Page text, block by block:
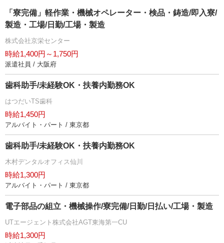
「寮完備」軽作業・機械オペレーター・検品・鋳造/即入寮/
製造・工場/日勤/工場・製造
株式会社京栄センター
時給1,400円～1,750円
派遣社員 / 大阪府
歯科助手/未経験OK・扶養内勤務OK
はつだいTS歯科
時給1,450円
アルバイト・パート / 東京都
歯科助手/未経験OK・扶養内勤務OK
木村デンタルオフィス仙川
時給1,300円
アルバイト・パート / 東京都
電子部品の組立・機械操作/寮完備/日勤/日払い/工場・製造
UTエージェント株式会社AGT東海第一CU
時給1,300円